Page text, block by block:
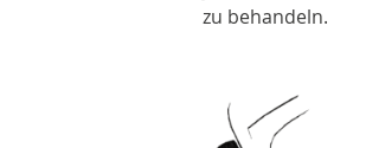
zu behandeln.